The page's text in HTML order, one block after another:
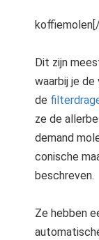
Dit zijn
waarbij je
de
ze de
demand
conische
beschreven.
Ze hebben